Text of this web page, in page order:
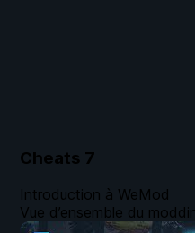
Cheats 7
Introduction à WeMod
Vue d’ensemble du